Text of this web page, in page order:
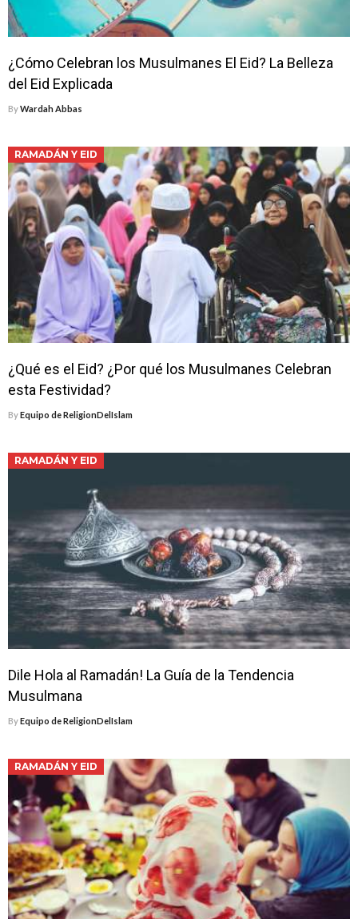
¿Cómo Celebran los Musulmanes El Eid? La Belleza
del Eid Explicada
ByWardah Abbas
RAMADÁN Y EID
¿Qué es el Eid? ¿Por qué los Musulmanes Celebran
esta Festividad?
ByEquipo de ReligionDelIslam
RAMADÁN Y EID
Dile Hola al Ramadán! La Guía de la Tendencia
Musulmana
ByEquipo de ReligionDelIslam
RAMADÁN Y EID